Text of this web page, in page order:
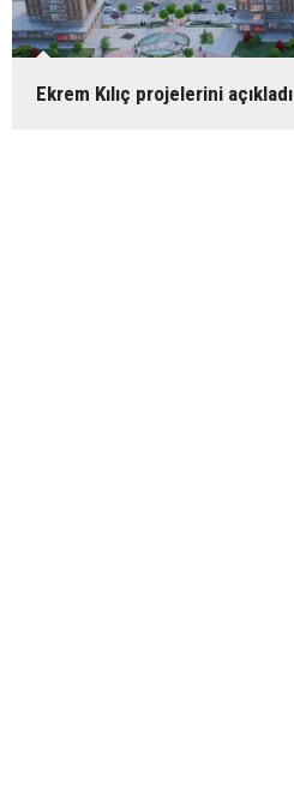
Ekrem Kılıç projelerini açıkladı